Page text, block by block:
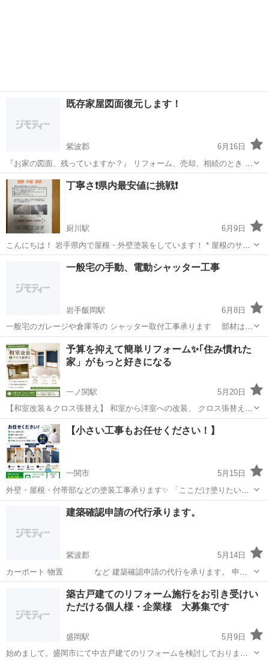
既存家屋図面復元します！
紫波郡
6月16日
『お家の図面、残っていますか？』 リフォーム、売却、相続のとき 図
面がないと困ることがあります。 現地調査1回で図面を復元します。
岩手県全域対応 最短1週間納品 平面図のみ 3〜5万円 平面図+立面図
セット 6〜10万円
岩手 紫波郡 設計事務所
丁寧さ❗️県内最安値に挑戦❗️
厨川駅
6月9日
こんにちは！ 岩手県内で屋根・外壁塗装をしています！ * 屋根のサビ
* 外壁のヒビ * 雨漏り * 色あせ * 鉄骨階段のサビ など気になる方、お
気軽にご相談ください！ 現地確認・お見積り無料です！ 「まだやるか
厨川駅 その他
一般宅の手動、電動シャッター工事
岩手飯岡駅
6月8日
一般宅のガレージや倉庫等の シャッター取付工事承ります 部材は文
化シャッター製品になります メーカーに直接仕入れて自社で取付工事
となりますので 相場よりお安く取付できます シャッター取付の為の
大幅な下地の工事等が必要な...
岩手 盛岡市 岩手飯岡駅 その他
予算を抑えて簡単リフォーム✨️｢住み慣れた
家」がもっと好きになる
一ノ関駅
5月20日
【和室改装＆クロス張替え】 和室から洋室への改装、 クロス張替えお
任せください✨️ ・クロス張替え 1,200円〜 ・アクセントクロス対応
可能 ・和室改装・内装リフォーム対応 ・部分施工もご相談OK！ お
部...
岩手 一関市 一ノ関駅 その他
【小さい工事もお任せください！】
一関市
5月15日
外壁・屋根・付帯部などの塗装工事承ります✨️ 「ここだけ塗りたい」
「一部分だけ気になる」 そんな小さい工事も大歓迎です👌 ✔ 外壁塗
装 ✔ 屋根塗装 ✔ 軒天・破風・雨樋塗装 ✔ ご相談・お見積り無料 お住
一関市 その他 無料
建築確認申請の代行承ります。
紫波郡
5月14日
カーポート 物置 など 建築確認申請の代行を承ります。 申請
費 :建築面積、法令、ご準備していただく 資料などにより変
更あります。 物置 100,000円～ カーポー
設計事務所 カーポート
築古戸建てのリフォーム施行をお引き受けい
ただける個人様・企業様 大募集です
盛岡駅
5月9日
始めまして。盛岡市にて中古戸建てのリフォームを検討しておりま